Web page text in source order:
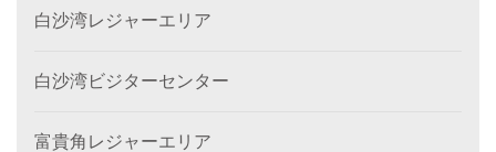
白沙湾レジャーエリア
白沙湾ビジターセンター
富貴角レジャーエリア